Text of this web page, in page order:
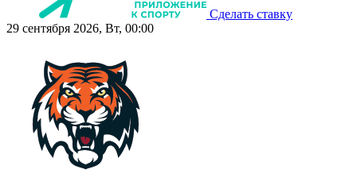
Сделать ставку
29 сентября 2026, Вт, 00:00